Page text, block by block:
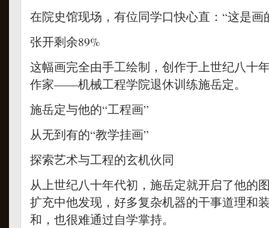
在院史馆现场，有位同学口快心直：“这是画
张开剩余89%
这幅画完全由手工绘制，创作于上世纪八十
作家——机械工程学院退休训练施岳定。
施岳定与他的“工程画”
从无到有的“教学挂画”
探索艺术与工程的玄机伙同
从上世纪八十年代初，施岳定就开启了他的
扩充中他发现，好多复杂机器的干事道理和
和，也很难通过自学掌持。